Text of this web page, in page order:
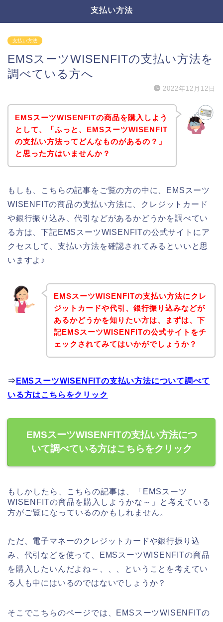
支払い方法
支払い方法
EMSスーツWISENFITの支払い方法を
調べている方へ
2022年12月12日
EMSスーツWISENFITの商品を購入しよう
として、「ふっと、EMSスーツWISENFIT
の支払い方法ってどんなものがあるの？」
と思った方はいませんか？
もしも、こちらの記事をご覧の方の中に、EMSスーツ
WISENFITの商品の支払い方法に、クレジットカード
や銀行振り込み、代引などがあるかどうかを調べてい
る方は、下記EMSスーツWISENFITの公式サイトにア
クセスして、支払い方法を確認されてみるといいと思
いますよ♪
EMSスーツWISENFITの支払い方法にクレ
ジットカードや代引、銀行振り込みなどが
あるかどうかを知りたい方は、まずは、下
記EMSスーツWISENFITの公式サイトをチ
ェックされてみてはいかがでしょうか？
⇒ EMSスーツWISENFITの支払い方法について調べて
いる方はこちらをクリック
EMSスーツWISENFITの支払い方法につ
いて調べている方はこちらをクリック
もしかしたら、こちらの記事は、「EMSスーツ
WISENFITの商品を購入しようかな～」と考えている
方がご覧になっているのかもしれません。
ただ、電子マネーのクレジットカードや銀行振り込
み、代引などを使って、EMSスーツWISENFITの商品
を購入したいんだよね～、、、ということを考えてい
る人も中にはいるのではないでしょうか？
そこでこちらのページでは、EMSスーツWISENFITの